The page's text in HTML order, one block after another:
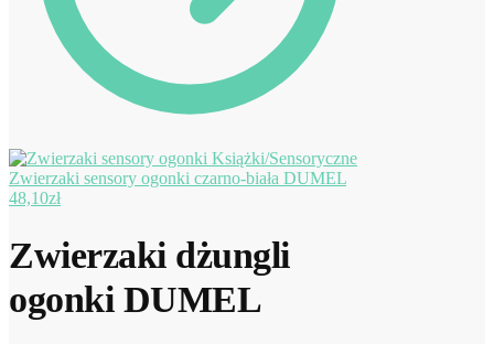
Zwierzaki sensory ogonki czarno-biała DUMEL
48,10zł
Zwierzaki dżungli
ogonki DUMEL